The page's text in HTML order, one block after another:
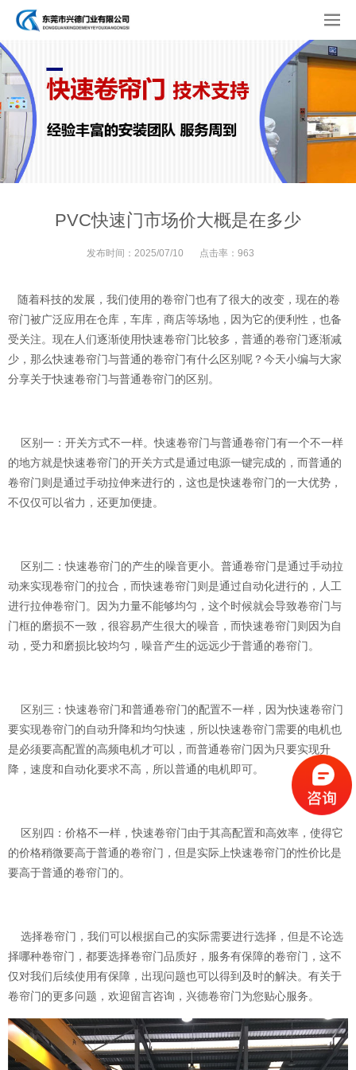
PVC快速门市场价大概是在多少
发布时间： 2025/07/10 点击率： 963
随着科技的发展，我们使用的卷帘门也有了很大的改变，现在的卷
帘门被广泛应用在仓库，车库，商店等场地，因为它的便利性，也备
受关注。现在人们逐渐使用快速卷帘门比较多，普通的卷帘门逐渐减
少，那么快速卷帘门与普通的卷帘门有什么区别呢？今天小编与大家
分享关于快速卷帘门与普通卷帘门的区别。
区别一：开关方式不一样。快速卷帘门与普通卷帘门有一个不一样
的地方就是快速卷帘门的开关方式是通过电源一键完成的，而普通的
卷帘门则是通过手动拉伸来进行的，这也是快速卷帘门的一大优势，
不仅仅可以省力，还更加便捷。
区别二：快速卷帘门的产生的噪音更小。普通卷帘门是通过手动拉
动来实现卷帘门的拉合，而快速卷帘门则是通过自动化进行的，人工
进行拉伸卷帘门。因为力量不能够均匀，这个时候就会导致卷帘门与
门框的磨损不一致，很容易产生很大的噪音，而快速卷帘门则因为自
动，受力和磨损比较均匀，噪音产生的远远少于普通的卷帘门。
区别三：快速卷帘门和普通卷帘门的配置不一样，因为快速卷帘门
要实现卷帘门的自动升降和均匀快速，所以快速卷帘门需要的电机也
是必须要高配置的高频电机才可以，而普通卷帘门因为只要实现升
降，速度和自动化要求不高，所以普通的电机即可。
区别四：价格不一样，快速卷帘门由于其高配置和高效率，使得它
的价格稍微要高于普通的卷帘门，但是实际上快速卷帘门的性价比是
要高于普通的卷帘门的。
选择卷帘门，我们可以根据自己的实际需要进行选择，但是不论选
择哪种卷帘门，都要选择卷帘门品质好，服务有保障的卷帘门，这不
仅对我们后续使用有保障，出现问题也可以得到及时的解决。有关于
卷帘门的更多问题，欢迎留言咨询，兴德卷帘门为您贴心服务。